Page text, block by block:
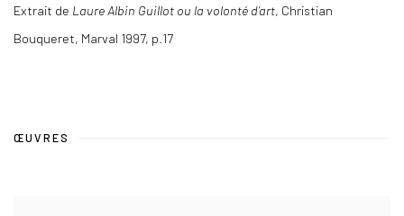
Extrait de Laure Albin Guillot ou la volonté d’art, Christian
Bouqueret, Marval 1997, p.17
ŒUVRES